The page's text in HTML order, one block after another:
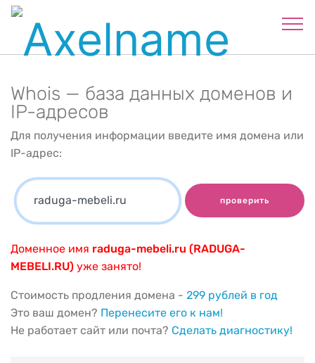
Whois — база данных доменов и
IP-адресов
Для получения информации введите имя домена или
IP-адрес:
проверить
Доменное имя raduga-mebeli.ru (RADUGA-
MEBELI.RU) уже занято!
Стоимость продления домена - 299 рублей в год
Это ваш домен? Перенесите его к нам!
Не работает сайт или почта? Сделать диагностику!